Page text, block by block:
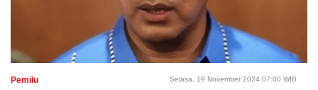
Pemilu Selasa, 19 November 2024 07:00 WIB